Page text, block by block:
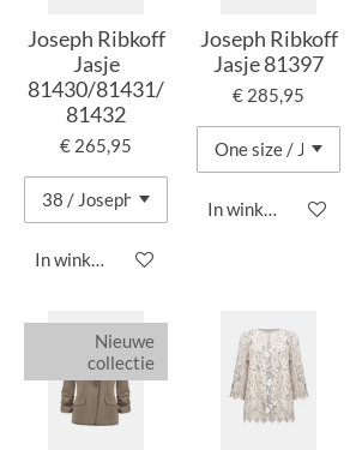
Joseph Ribkoff
Jasje
81430/81431/
81432
€ 265,95
In winkelwagen
Joseph Ribkoff
Jasje 81397
€ 285,95
In winkelwagen
Nieuwe
collectie